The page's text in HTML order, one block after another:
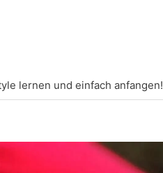
lernen und einfach anfangen!